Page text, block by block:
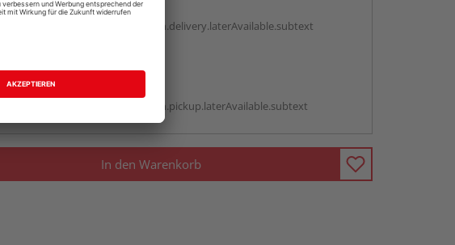
Auf Vorbestellung:
vue.ads.priceMerchantBox.option.delivery.laterAvailable.subtext
Beim Händler abholen
Auf Vorbestellung:
vue.ads.priceMerchantBox.option.pickup.laterAvailable.subtext
In den Warenkorb